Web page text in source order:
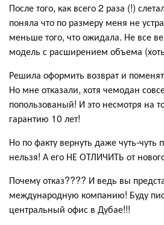
После того, как всего 2 раза (!)
поняла что по размеру меня не
меньше того, что ожидала. Не все
модель с расширением объема
Решила оформить возврат и
Но мне отказали, хотя чемодан
попользованый! И это несмотря на
гарантию 10 лет!
Но по факту вернуть даже чуть-
нельзя! А его НЕ ОТЛИЧИТЬ от
Почему отказ???? И ведь вы
международную компанию! Буду
центральный офис в Дубае!!!